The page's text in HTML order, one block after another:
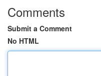
Comments
Submit a Comment
No HTML